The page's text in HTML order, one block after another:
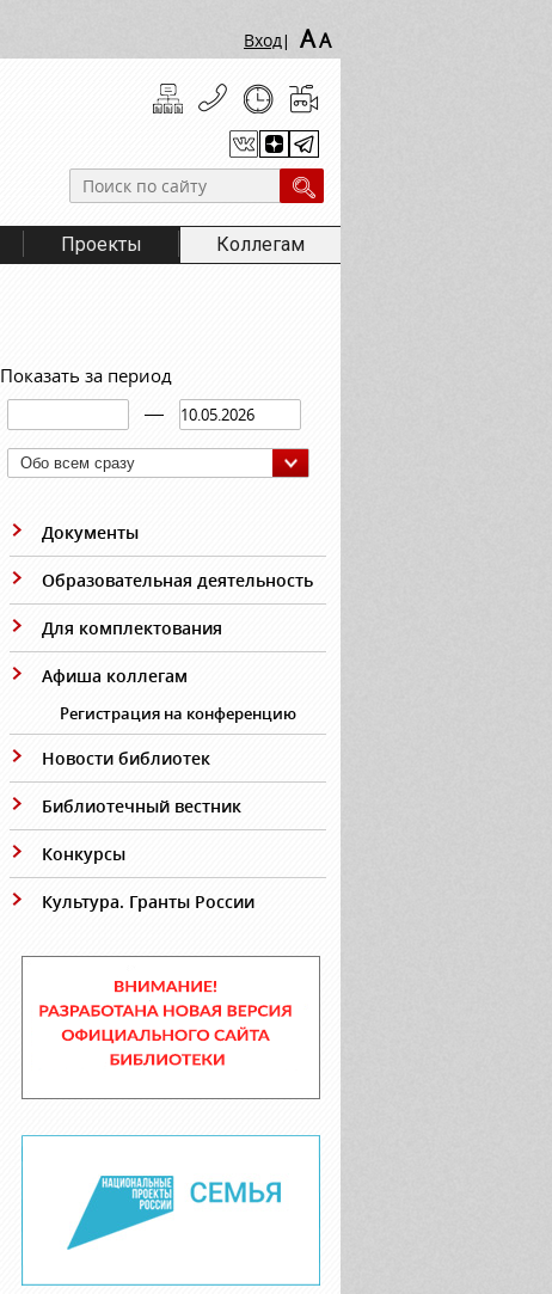
Вход| AA
Проекты Коллегам
Показать за период
Обо всем сразу
Документы
Образовательная деятельность
Для комплектования
Афиша коллегам
Регистрация на конференцию
Новости библиотек
Библиотечный вестник
Конкурсы
Культура. Гранты России